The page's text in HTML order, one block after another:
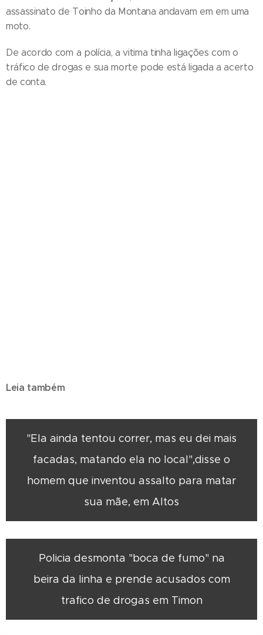
assassinato de Toinho da Montana andavam em em uma
moto.
De acordo com a polícia, a vitima tinha ligações com o
tráfico de drogas e sua morte pode está ligada a acerto
de conta.
Leia também
"Ela ainda tentou correr, mas eu dei mais
facadas, matando ela no local",disse o
homem que inventou assalto para matar
sua mãe, em Altos
Policia desmonta "boca de fumo" na
beira da linha e prende acusados com
trafico de drogas em Timon